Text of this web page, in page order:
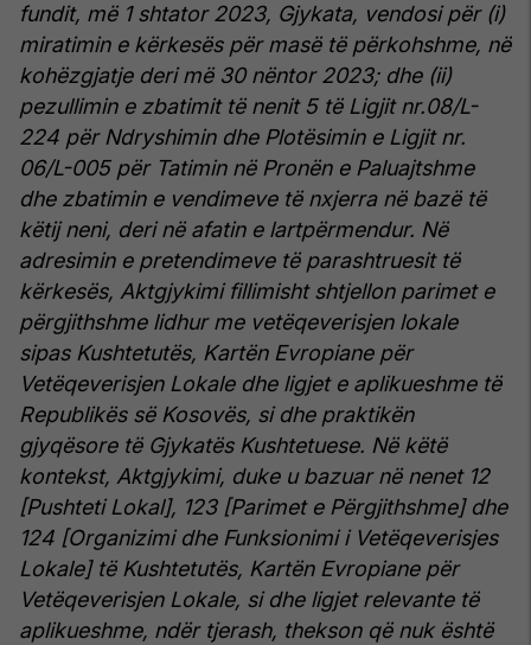
fundit, më 1 shtator 2023, Gjykata, vendosi për (i)
miratimin e kërkesës për masë të përkohshme, në
kohëzgjatje deri më 30 nëntor 2023; dhe (ii)
pezullimin e zbatimit të nenit 5 të Ligjit nr.08/L-
224 për Ndryshimin dhe Plotësimin e Ligjit nr.
06/L-005 për Tatimin në Pronën e Paluajtshme
dhe zbatimin e vendimeve të nxjerra në bazë të
këtij neni, deri në afatin e lartpërmendur. Në
adresimin e pretendimeve të parashtruesit të
kërkesës, Aktgjykimi fillimisht shtjellon parimet e
përgjithshme lidhur me vetëqeverisjen lokale
sipas Kushtetutës, Kartën Evropiane për
Vetëqeverisjen Lokale dhe ligjet e aplikueshme të
Republikës së Kosovës, si dhe praktikën
gjyqësore të Gjykatës Kushtetuese. Në këtë
kontekst, Aktgjykimi, duke u bazuar në nenet 12
[Pushteti Lokal], 123 [Parimet e Përgjithshme] dhe
124 [Organizimi dhe Funksionimi i Vetëqeverisjes
Lokale] të Kushtetutës, Kartën Evropiane për
Vetëqeverisjen Lokale, si dhe ligjet relevante të
aplikueshme, ndër tjerash, thekson që nuk është